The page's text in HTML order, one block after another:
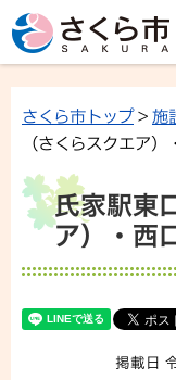
さくら市トップ> 施
（さくらスクエア）
氏家駅東
ア）・西
掲載日